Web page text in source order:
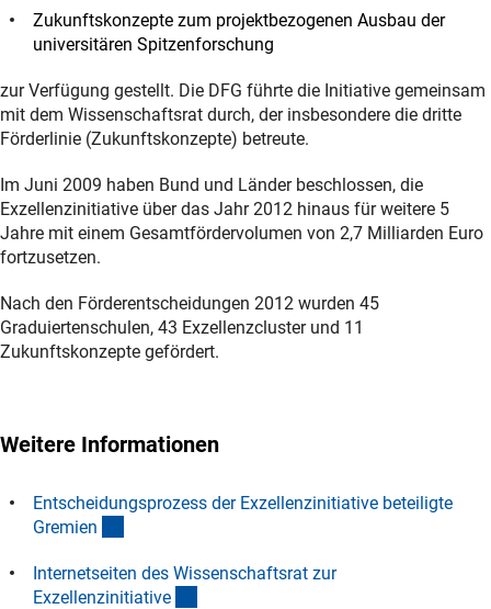
Zukunftskonzepte zum projektbezogenen Ausbau der
universitären Spitzenforschung
zur Verfügung gestellt. Die DFG führte die Initiative gemeinsam
mit dem Wissenschaftsrat durch, der insbesondere die dritte
Förderlinie (Zukunftskonzepte) betreute.
Im Juni 2009 haben Bund und Länder beschlossen, die
Exzellenzinitiative über das Jahr 2012 hinaus für weitere 5
Jahre mit einem Gesamtfördervolumen von 2,7 Milliarden Euro
fortzusetzen.
Nach den Förderentscheidungen 2012 wurden 45
Graduiertenschulen, 43 Exzellenzcluster und 11
Zukunftskonzepte gefördert.
Weitere Informationen
Entscheidungsprozess der Exzellenzinitiative beteiligte
Gremien
Internetseiten des Wissenschaftsrat zur
Exzellenzinitiative